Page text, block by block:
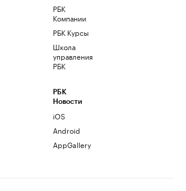
РБК
Компании
РБК Курсы
Школа
управления
РБК
РБК
Новости
iOS
Android
AppGallery